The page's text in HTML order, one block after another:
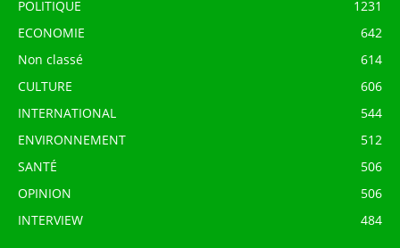
POLITIQUE
1231
ECONOMIE
642
Non classé
614
CULTURE
606
INTERNATIONAL
544
ENVIRONNEMENT
512
SANTÉ
506
OPINION
506
INTERVIEW
484